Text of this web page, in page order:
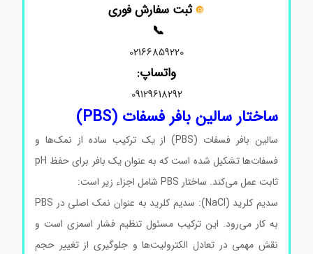
ثبت سفارش فوری
📞
02166859220
واتساپ:
09129618292
ساختار سالین بافر فسفات (PBS)
سالین بافر فسفات (PBS) از یک ترکیب ساده از نمک‌ها و
فسفات‌ها تشکیل شده است که به عنوان یک بافر برای حفظ pH
ثابت عمل می‌کند. ساختار PBS شامل اجزاء زیر است:
سدیم کلرید (NaCl): سدیم کلرید به عنوان نمک اصلی در PBS
به کار می‌رود. این ترکیب مسئول تنظیم فشار اسمزی است و
نقش مهمی در تعادل الکترولیت‌ها و جلوگیری از تغییر حجم